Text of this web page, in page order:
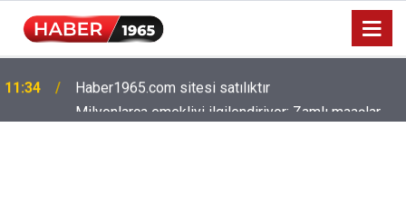
15:52
Milyonlarca emekliyi ilgilendiriyor: Zamlı maaşlar